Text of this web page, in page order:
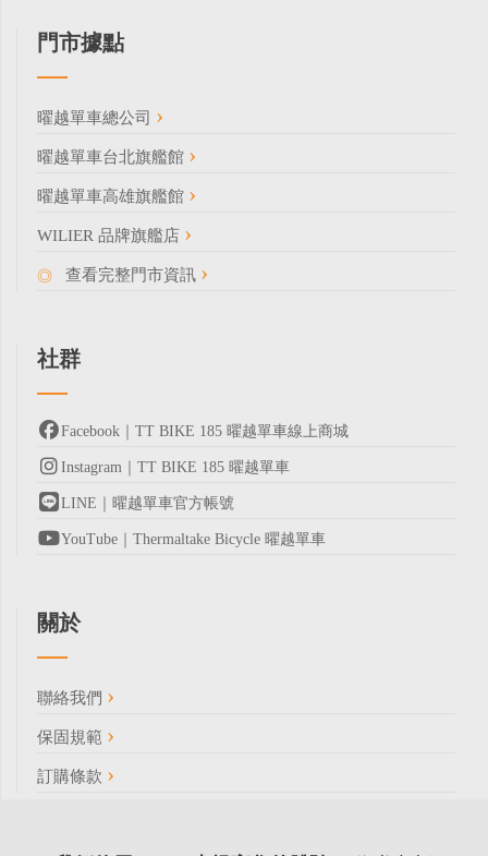
門市據點
曜越單車總公司
曜越單車台北旗艦館
曜越單車高雄旗艦館
WILIER 品牌旗艦店
查看完整門市資訊
社群
Facebook｜TT BIKE 185 曜越單車線上商城
Instagram｜TT BIKE 185 曜越單車
LINE｜曜越單車官方帳號
YouTube｜Thermaltake Bicycle 曜越單車
關於
聯絡我們
保固規範
訂購條款